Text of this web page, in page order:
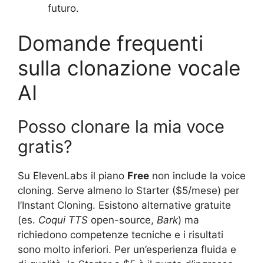
futuro.
Domande frequenti
sulla clonazione vocale
AI
Posso clonare la mia voce
gratis?
Su ElevenLabs il piano Free non include la voice
cloning. Serve almeno lo Starter ($5/mese) per
l’Instant Cloning. Esistono alternative gratuite
(es. Coqui TTS open-source, Bark) ma
richiedono competenze tecniche e i risultati
sono molto inferiori. Per un’esperienza fluida e